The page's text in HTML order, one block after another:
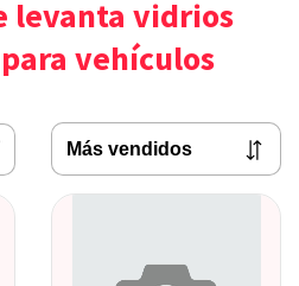
levanta vidrios
vehículos